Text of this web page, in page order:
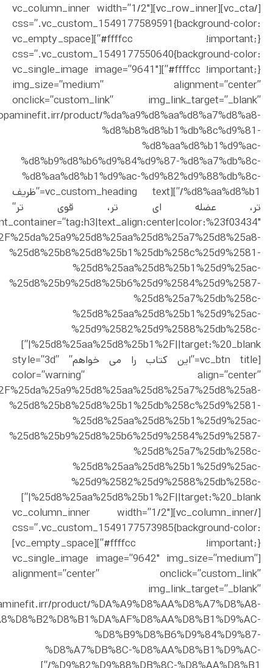
[/vc_cta][vc_row_inner][vc_column_inner width=”1/2″
css=”.vc_custom_1549177589591{background-color:
#ffffcc !important;}”][vc_empty_space
css=”.vc_custom_1549177550640{background-color:
#ffffcc !important;}”][vc_single_image image=”9641″
img_size=”medium” alignment=”center”
onclick=”custom_link” img_link_target=”_blank”
product/%da%a9%d8%aa%d8%a7%d8%a8-
%d8%b8%d8%b1%db%8c%d9%81-
%d8%aa%d8%b1%d9%ac-
%d8%b9%d8%b6%d9%84%d9%87-%d8%a7%db%8c-
%d8%aa%d8%b1%d9%ac-%d9%82%d9%88%db%8c-
%d8%aa%d8%b1/”][vc_custom_heading text=”ظریف
تر، عضله ای تر، قوی تر”
%25d8%25b8%25d8%25b1%25db%258c%25d9%2581-
%25d8%25aa%25d8%25b1%25d9%25ac-
%25d8%25b9%25d8%25b6%25d9%2584%25d9%2587-
%25d8%25a7%25db%258c-
%25d8%25aa%25d8%25b1%25d9%25ac-
%25d9%2582%25d9%2588%25db%258c-
%25d8%25aa%25d8%25b1%2F||target:%20_blank|”]
[vc_btn title=”این کتاب را می خواهم” style=”3d”
color=”warning” align=”center”
%25d8%25b8%25d8%25b1%25db%258c%25d9%2581-
%25d8%25aa%25d8%25b1%25d9%25ac-
%25d8%25b9%25d8%25b6%25d9%2584%25d9%2587-
%25d8%25a7%25db%258c-
%25d8%25aa%25d8%25b1%25d9%25ac-
%25d9%2582%25d9%2588%25db%258c-
%25d8%25aa%25d8%25b1%2F||target:%20_blank|”]
[/vc_column_inner][vc_column_inner width=”1/2″
css=”.vc_custom_1549177573985{background-color:
#ffffcc !important;}”][vc_empty_space]
[vc_single_image image=”9642″ img_size=”medium”
alignment=”center” onclick=”custom_link”
img_link_target=”_blank”
product/%DA%A9%D8%AA%D8%A7%D8%A8-
%D8%B9%D8%B6%D9%84%D9%87-
%D8%A7%DB%8C-%D8%AA%D8%B1%D9%AC-